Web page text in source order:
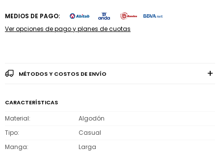
MEDIOS DE PAGO:
Ver opciones de pago y planes de cuotas
MÉTODOS Y COSTOS DE ENVÍO
CARACTERÍSTICAS
Material
Algodón
Tipo
Casual
Manga
Larga